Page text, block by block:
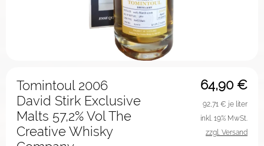
64,90 €
Tomintoul 2006
David Stirk Exclusive
Malts 57,2% Vol The
Creative Whisky
92,71 € je liter
inkl. 19% MwSt.
zzgl. Versand